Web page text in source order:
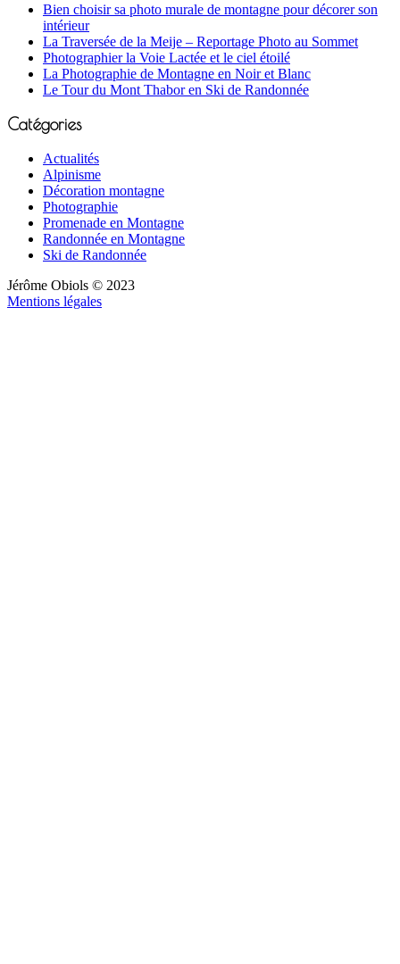
Bien choisir sa photo murale de montagne pour décorer son
intérieur
La Traversée de la Meije – Reportage Photo au Sommet
Photographier la Voie Lactée et le ciel étoilé
La Photographie de Montagne en Noir et Blanc
Le Tour du Mont Thabor en Ski de Randonnée
Catégories
Actualités
Alpinisme
Décoration montagne
Photographie
Promenade en Montagne
Randonnée en Montagne
Ski de Randonnée
Jérôme Obiols © 2023
Mentions légales